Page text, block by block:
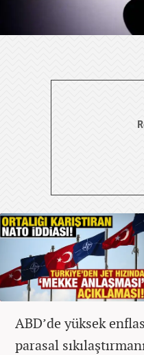
ABD’de yüksek
parasal